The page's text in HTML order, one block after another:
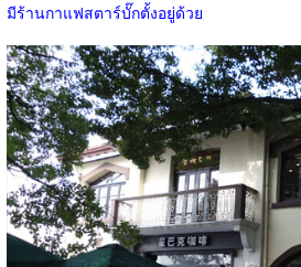
มีร้านกาแฟสตาร์บั๊กตั้งอยู่ด้วย